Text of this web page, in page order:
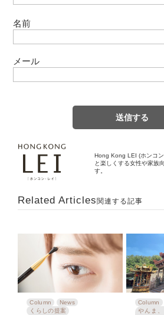
名前
メール
Hong Kong LEI (ホンコ
と楽しくする女性や家族
す。
Related Articles 関連する記事
Column
News
くらしの提案
Column
やんま